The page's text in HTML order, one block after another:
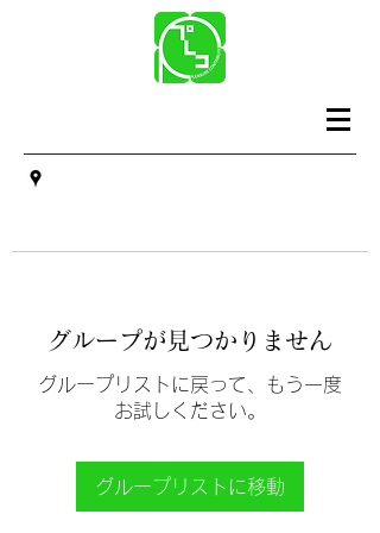
グループが見つかりません
グループリストに戻って、もう一度
お試しください。
グループリストに移動